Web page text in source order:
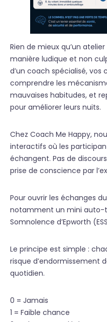
Rien de mieux qu’un
manière ludique et non
d’un coach spécialisé,
comprendre les
mauvaises habitudes, et
pour améliorer leurs nuits.
Chez Coach Me Happy,
interactifs où les
échangent. Pas de
prise de conscience par
Pour ouvrir les échanges
notamment un mini auto-
Somnolence d’Epworth
Le principe est simple :
risque d’endormissement
quotidien.
0 = Jamais
1 = Faible chance